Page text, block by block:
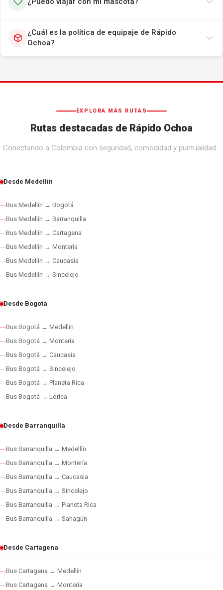
¿Cuál es la política de equipaje de Rápido
Ochoa?
EXPLORA MÁS RUTAS
Rutas destacadas de Rápido Ochoa
Conectando a Colombia con seguridad, comodidad y puntualidad
Desde Medellín
Bus Medellín → Bogotá
Bus Medellín → Barranquilla
Bus Medellín → Cartagena
Bus Medellín → Montería
Bus Medellín → Caucasia
Bus Medellín → Sincelejo
Desde Bogotá
Bus Bogotá → Medellín
Bus Bogotá → Montería
Bus Bogotá → Caucasia
Bus Bogotá → Sincelejo
Bus Bogotá → Planeta Rica
Bus Bogotá → Lorica
Desde Barranquilla
Bus Barranquilla → Medellín
Bus Barranquilla → Montería
Bus Barranquilla → Caucasia
Bus Barranquilla → Sincelejo
Bus Barranquilla → Planeta Rica
Bus Barranquilla → Sahagún
Desde Cartagena
Bus Cartagena → Medellín
Bus Cartagena → Montería